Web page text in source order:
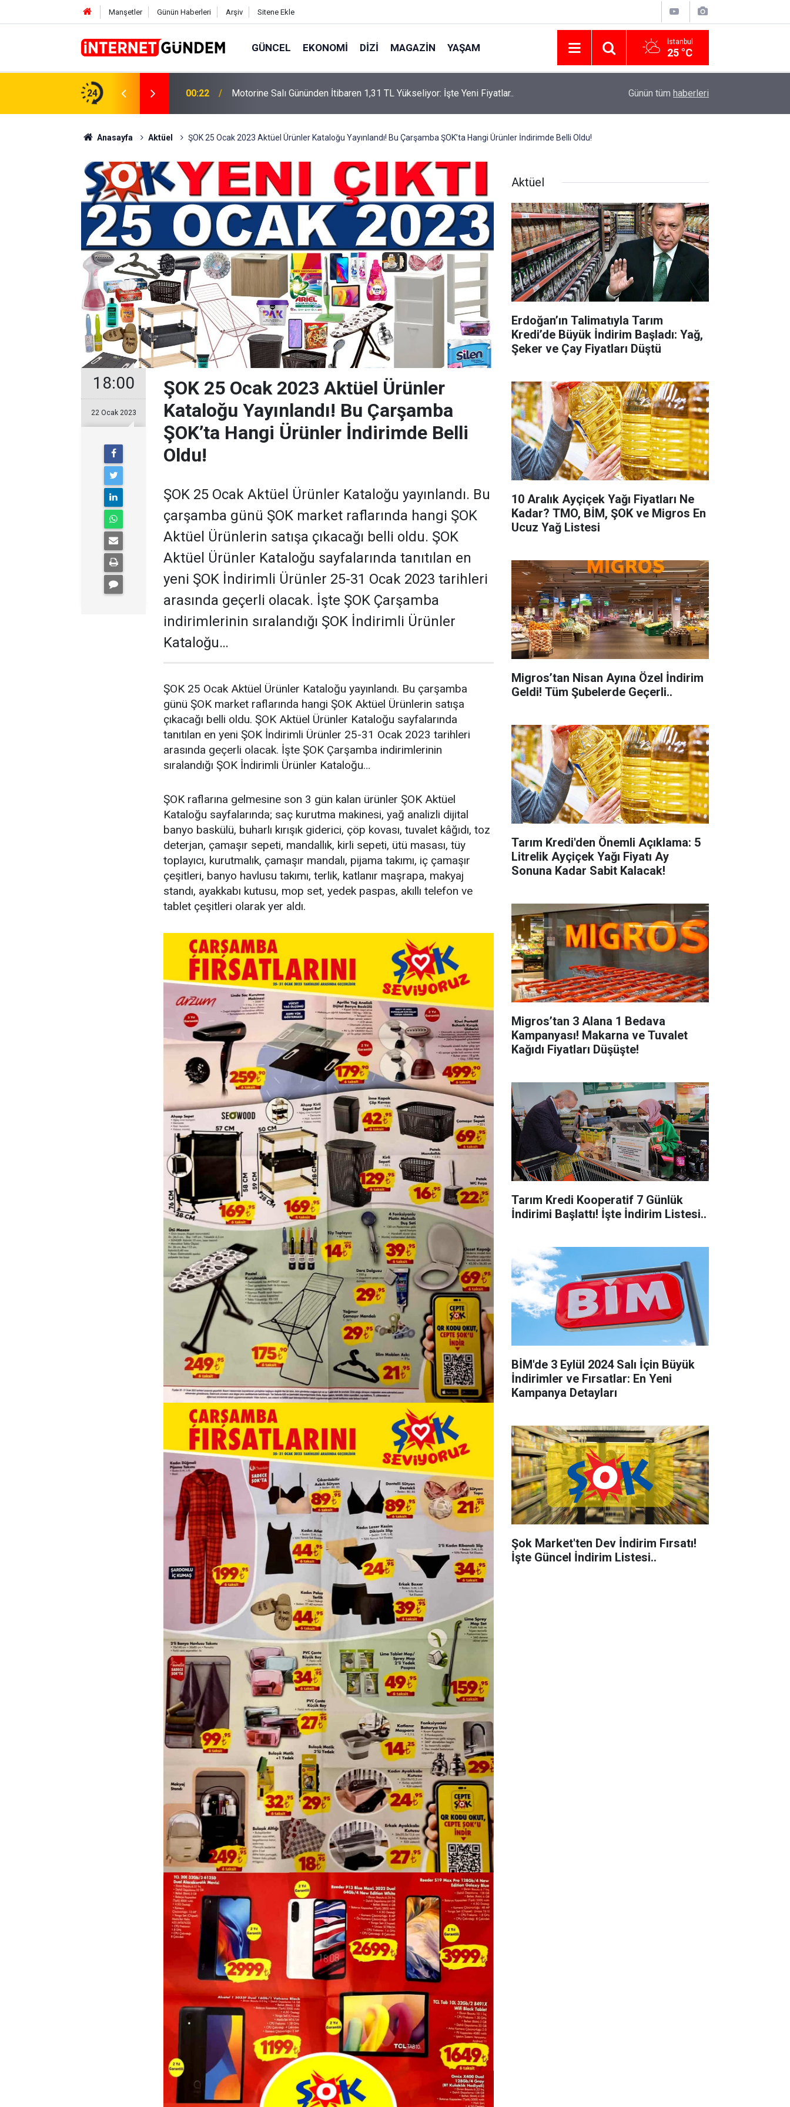
Manşetler Günün Haberleri Arşiv Sitene Ekle
GÜNCEL EKONOMI DIZI MAGAZIN YAŞAM İstanbul
25 °C
24
TL Yükseliyor: İşte Yeni Fiyatlar.. 15:58
Neşet Ertaş’a “Bozkırın Tezenesi” Lakabını Kim Verdi? Beyaz’la Joker
Sorusunun Cevabı Merak Edildi
Günün tüm haberleri
Anasayfa Aktüel ŞOK 25 Ocak 2023 Aktüel Ürünler Kataloğu Yayınlandı! Bu Çarşamba ŞOK’ta Hangi Ürünler İndirimde Belli Oldu!
18:00
22 Ocak 2023
ŞOK 25 Ocak 2023 Aktüel Ürünler
Kataloğu Yayınlandı! Bu Çarşamba
ŞOK’ta Hangi Ürünler İndirimde Belli
Oldu!
ŞOK 25 Ocak Aktüel Ürünler Kataloğu yayınlandı. Bu
çarşamba günü ŞOK market raflarında hangi ŞOK
Aktüel Ürünlerin satışa çıkacağı belli oldu. ŞOK
Aktüel Ürünler Kataloğu sayfalarında tanıtılan en
yeni ŞOK İndirimli Ürünler 25-31 Ocak 2023 tarihleri
arasında geçerli olacak. İşte ŞOK Çarşamba
indirimlerinin sıralandığı ŞOK İndirimli Ürünler
Kataloğu…
ŞOK 25 Ocak Aktüel Ürünler Kataloğu yayınlandı. Bu çarşamba
günü ŞOK market raflarında hangi ŞOK Aktüel Ürünlerin satışa
çıkacağı belli oldu. ŞOK Aktüel Ürünler Kataloğu sayfalarında
tanıtılan en yeni ŞOK İndirimli Ürünler 25-31 Ocak 2023 tarihleri
arasında geçerli olacak. İşte ŞOK Çarşamba indirimlerinin
sıralandığı ŞOK İndirimli Ürünler Kataloğu…
ŞOK raflarına gelmesine son 3 gün kalan ürünler ŞOK Aktüel
Kataloğu sayfalarında; saç kurutma makinesi, yağ analizli dijital
banyo baskülü, buharlı kırışık giderici, çöp kovası, tuvalet kâğıdı, toz
deterjan, çamaşır sepeti, mandallık, kirli sepeti, ütü masası, tüy
toplayıcı, kurutmalık, çamaşır mandalı, pijama takımı, iç çamaşır
çeşitleri, banyo havlusu takımı, terlik, katlanır maşrapa, makyaj
standı, ayakkabı kutusu, mop set, yedek paspas, akıllı telefon ve
tablet çeşitleri olarak yer aldı.
Aktüel
Erdoğan’ın Talimatıyla Tarım
Kredi’de Büyük İndirim Başladı: Yağ,
Şeker ve Çay Fiyatları Düştü
10 Aralık Ayçiçek Yağı Fiyatları Ne
Kadar? TMO, BİM, ŞOK ve Migros En
Ucuz Yağ Listesi
Migros’tan Nisan Ayına Özel İndirim
Geldi! Tüm Şubelerde Geçerli..
Tarım Kredi'den Önemli Açıklama: 5
Litrelik Ayçiçek Yağı Fiyatı Ay
Sonuna Kadar Sabit Kalacak!
Migros’tan 3 Alana 1 Bedava
Kampanyası! Makarna ve Tuvalet
Kağıdı Fiyatları Düşüşte!
Tarım Kredi Kooperatif 7 Günlük
İndirimi Başlattı! İşte İndirim Listesi..
BİM'de 3 Eylül 2024 Salı İçin Büyük
İndirimler ve Fırsatlar: En Yeni
Kampanya Detayları
Şok Market'ten Dev İndirim Fırsatı!
İşte Güncel İndirim Listesi..